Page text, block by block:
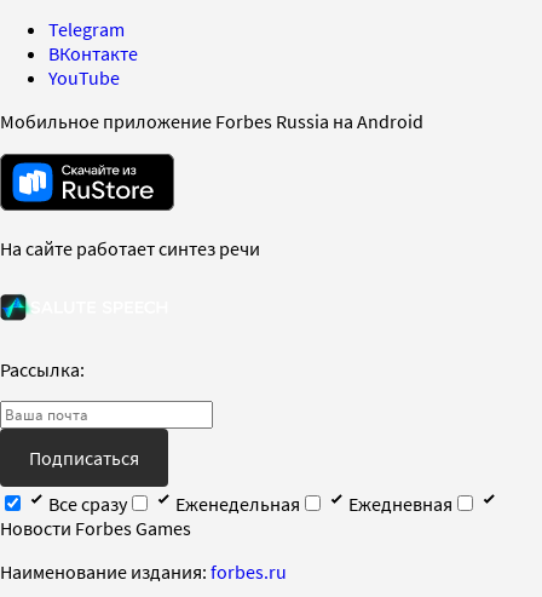
Telegram
ВКонтакте
YouTube
Мобильное приложение Forbes Russia на Android
На сайте работает синтез речи
Рассылка:
Подписаться
Все сразу
Еженедельная
Ежедневная
Новости Forbes Games
Наименование издания: forbes.ru